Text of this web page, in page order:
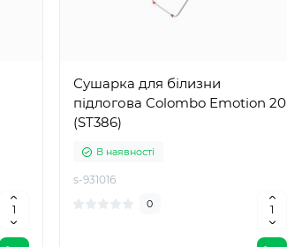
Сушарка для білизни
підлогова Colombo Emotion 20
(ST386)
В наявності
s-931016
0